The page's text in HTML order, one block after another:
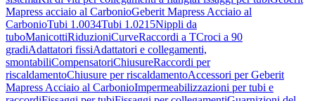
Mapress acciaio al CarbonioGeberit Mapress Acciaio al
CarbonioTubi 1.0034Tubi 1.0215Nippli da
tuboManicottiRiduzioniCurveRaccordi a TCroci a 90
gradiAdattatori fissiAdattatori e collegamenti,
smontabiliCompensatoriChiusureRaccordi per
riscaldamentoChiusure per riscaldamentoAccessori per Geberit
Mapress Acciaio al CarbonioImpermeabilizzazioni per tubi e